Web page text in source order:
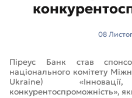
08
Піреус Банк став
національного комітету
Ukraine)
конкурентоспроможність»,